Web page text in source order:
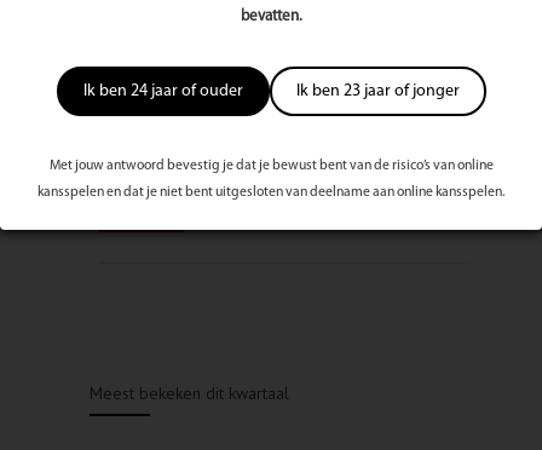
bevatten.
Ik ben 24 jaar of ouder Ik ben 23 jaar of jonger
Met jouw antwoord bevestig je dat je bewust bent van de risico’s van online
kansspelen en dat je niet bent uitgesloten van deelname aan online kansspelen.
Meest bekeken dit kwartaal